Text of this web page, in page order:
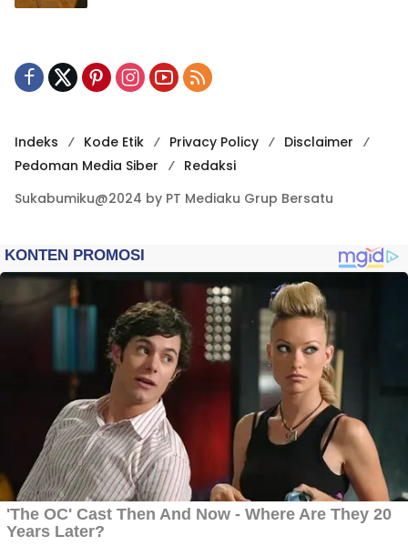
Indeks Kode Etik Privacy Policy
Disclaimer
Pedoman Media Siber
Redaksi
Sukabumiku@2024 by PT Mediaku Grup Bersatu